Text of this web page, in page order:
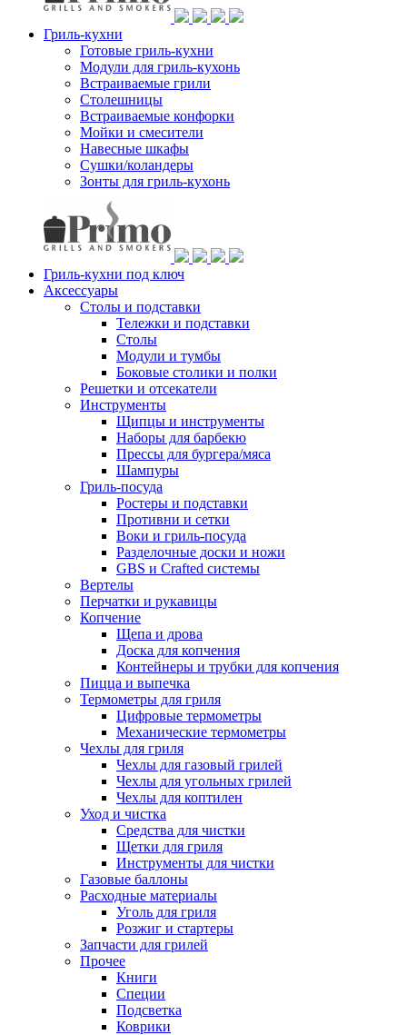
Гриль-кухни
Готовые гриль-кухни
Модули для гриль-кухонь
Встраиваемые грили
Столешницы
Встраиваемые конфорки
Мойки и смесители
Навесные шкафы
Сушки/коландеры
Зонты для гриль-кухонь
Гриль-кухни под ключ
Аксессуары
Столы и подставки
Тележки и подставки
Столы
Модули и тумбы
Боковые столики и полки
Решетки и отсекатели
Инструменты
Щипцы и инструменты
Наборы для барбекю
Прессы для бургера/мяса
Шампуры
Гриль-посуда
Ростеры и подставки
Противни и сетки
Воки и гриль-посуда
Разделочные доски и ножи
GBS и Crafted системы
Вертелы
Перчатки и рукавицы
Копчение
Щепа и дрова
Доска для копчения
Контейнеры и трубки для копчения
Пицца и выпечка
Термометры для гриля
Цифровые термометры
Механические термометры
Чехлы для гриля
Чехлы для газовый грилей
Чехлы для угольных грилей
Чехлы для коптилен
Уход и чистка
Средства для чистки
Щетки для гриля
Инструменты для чистки
Газовые баллоны
Расходные материалы
Уголь для гриля
Розжиг и стартеры
Запчасти для грилей
Прочее
Книги
Специи
Подсветка
Коврики